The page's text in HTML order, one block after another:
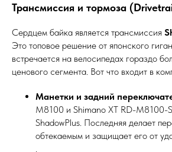
Трансмиссия и тормоза
Сердцем байка является трансмиссия
Это топовое решение от японского
встречается на велосипедах гораздо
ценового сегмента. Вот что входит в
Манетки и задний
M8100 и Shimano XT RD-M8100-
ShadowPlus. Последняя делает
обтекаемым и защищает его от
.